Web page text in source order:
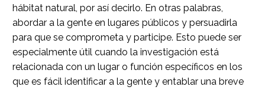
hábitat natural, por así decirlo. En otras palabras,
abordar a la gente en lugares públicos y persuadirla
para que se comprometa y participe. Esto puede ser
especialmente útil cuando la investigación está
relacionada con un lugar o función específicos en los
que es fácil identificar a la gente y entablar una breve